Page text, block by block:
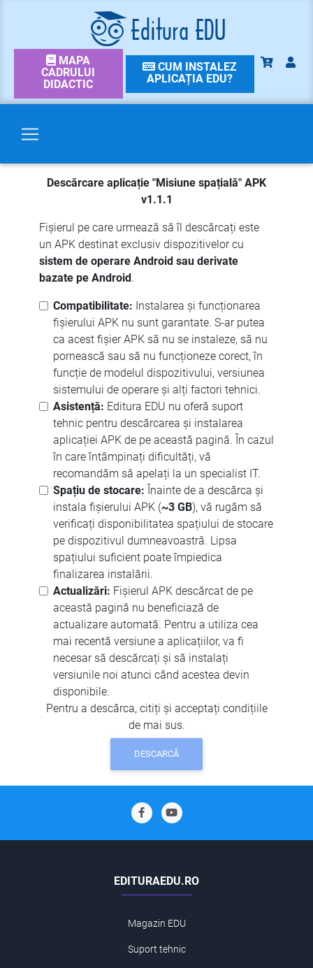
MAPA
CADRULUI
DIDACTIC
CUM INSTALEZ
APLICAȚIA EDU?
Descărcare aplicație "Misiune spațială" APK
v1.1.1
Fișierul pe care urmează să îl descărcați este
un APK destinat exclusiv dispozitivelor cu
sistem de operare Android sau derivate
bazate pe Android.
Compatibilitate: Instalarea și funcționarea
fișierului APK nu sunt garantate. S-ar putea
ca acest fișier APK să nu se instaleze, să nu
pornească sau să nu funcționeze corect, în
funcție de modelul dispozitivului, versiunea
sistemului de operare și alți factori tehnici.
Asistență: Editura EDU nu oferă suport
tehnic pentru descărcarea și instalarea
aplicației APK de pe această pagină. În cazul
în care întâmpinați dificultăți, vă
recomandăm să apelați la un specialist IT.
Spațiu de stocare: Înainte de a descărca și
instala fișierului APK (~3 GB), vă rugăm să
verificați disponibilitatea spațiului de stocare
pe dispozitivul dumneavoastră. Lipsa
spațiului suficient poate împiedica
finalizarea instalării.
Actualizări: Fișierul APK descărcat de pe
această pagină nu beneficiază de
actualizare automată. Pentru a utiliza cea
mai recentă versiune a aplicațiilor, va fi
necesar să descărcați și să instalați
versiunile noi atunci când acestea devin
disponibile.
Pentru a descărca, citiți și acceptați condițiile
de mai sus.
DESCARCĂ
EDITURAEDU.RO
Magazin EDU
Suport tehnic